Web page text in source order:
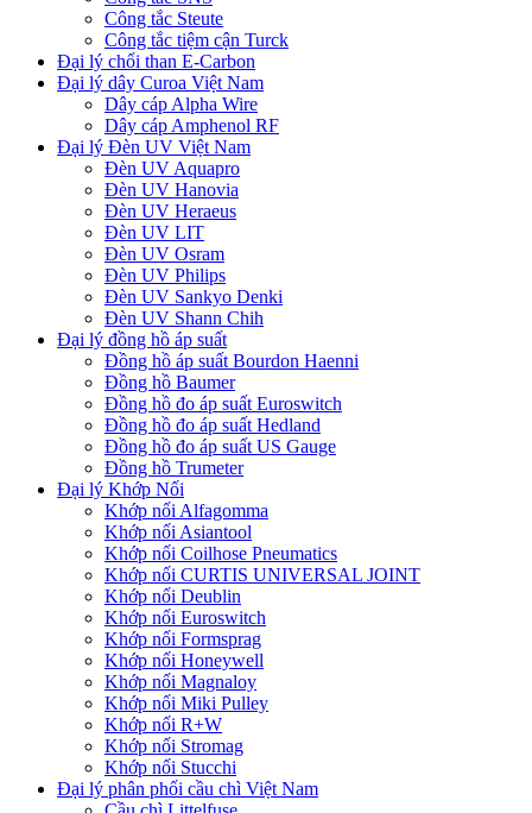
Công tắc Steute
Công tắc tiệm cận Turck
Đại lý chổi than E-Carbon
Đại lý dây Curoa Việt Nam
Dây cáp Alpha Wire
Dây cáp Amphenol RF
Đại lý Đèn UV Việt Nam
Đèn UV Aquapro
Đèn UV Hanovia
Đèn UV Heraeus
Đèn UV LIT
Đèn UV Osram
Đèn UV Philips
Đèn UV Sankyo Denki
Đèn UV Shann Chih
Đại lý đồng hồ áp suất
Đồng hồ áp suất Bourdon Haenni
Đồng hồ Baumer
Đồng hồ đo áp suất Euroswitch
Đồng hồ đo áp suất Hedland
Đồng hồ đo áp suất US Gauge
Đồng hồ Trumeter
Đại lý Khớp Nối
Khớp nối Alfagomma
Khớp nối Asiantool
Khớp nối Coilhose Pneumatics
Khớp nối CURTIS UNIVERSAL JOINT
Khớp nối Deublin
Khớp nối Euroswitch
Khớp nối Formsprag
Khớp nối Honeywell
Khớp nối Magnaloy
Khớp nối Miki Pulley
Khớp nối R+W
Khớp nối Stromag
Khớp nối Stucchi
Đại lý phân phối cầu chì Việt Nam